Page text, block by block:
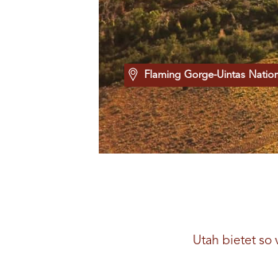
Flaming Gorge-Uintas
Utah bietet so